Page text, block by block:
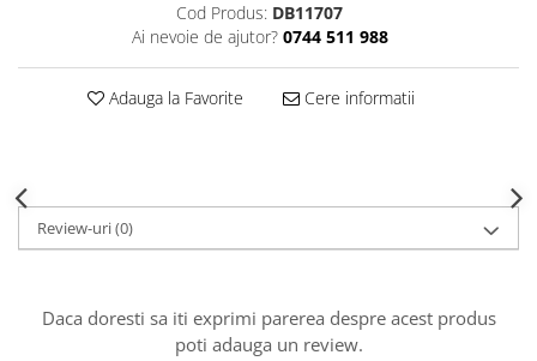
Prima aniversare
Cod Produs: DB11707
Ai nevoie de ajutor? 0744 511 988
Adauga la Favorite Cere informatii
Review-uri(0)
Daca doresti sa iti exprimi parerea despre acest produs
poti adauga un review.